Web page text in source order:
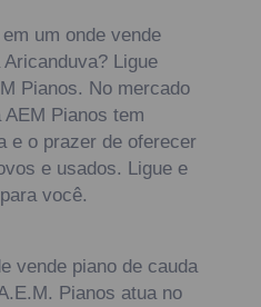
um onde vende
Ligue
Pianos. No mercado
Pianos tem
e o prazer de oferecer
e usados. Ligue e
você.
vende piano de cauda
Pianos atua no